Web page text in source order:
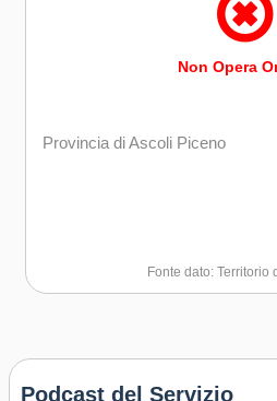
Non Opera
Provincia di Ascoli Piceno
Fonte dato: Territorio
Podcast del Servizio